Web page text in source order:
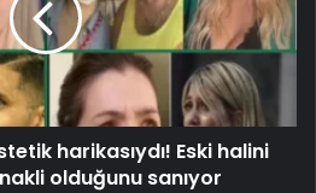
harikasıydı! Eski halini
olduğunu sanıyor